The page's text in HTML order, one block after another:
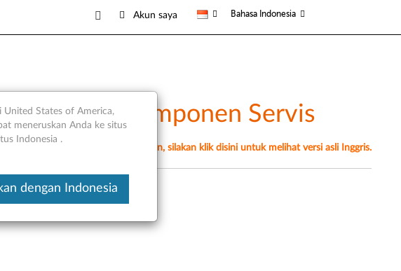
Akun saya Bahasa Indonesia
dan Komponen Servis
merupakan artikel terjemahan mesin, silakan klik disini untuk melihat versi asli Inggris.
United States of America,
meneruskan Anda ke situs
Indonesia .
dengan Indonesia